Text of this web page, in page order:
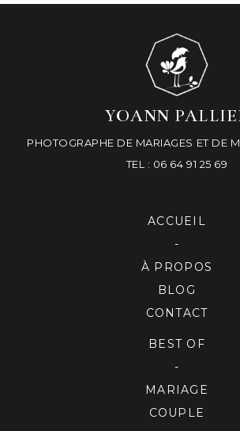
YOANN
PHOTOGRAPHE DE MARIAGES ET DE
TEL : 06 64 91 25 69
ACCUEIL
-
À PROPOS
BLOG
CONTACT
BEST OF
-
MARIAGE
COUPLE